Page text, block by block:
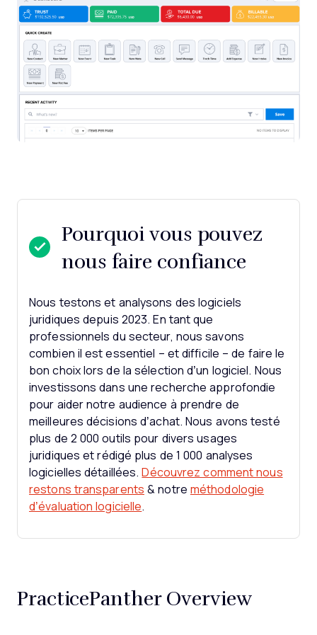
Pourquoi vous pouvez
nous faire confiance
Nous testons et analysons des logiciels
juridiques depuis 2023. En tant que
professionnels du secteur, nous savons
combien il est essentiel – et difficile – de faire le
bon choix lors de la sélection d’un logiciel. Nous
investissons dans une recherche approfondie
pour aider notre audience à prendre de
meilleures décisions d’achat. Nous avons testé
plus de 2 000 outils pour divers usages
juridiques et rédigé plus de 1 000 analyses
logicielles détaillées. Découvrez comment nous
restons transparents & notre méthodologie
d’évaluation logicielle.
PracticePanther Overview